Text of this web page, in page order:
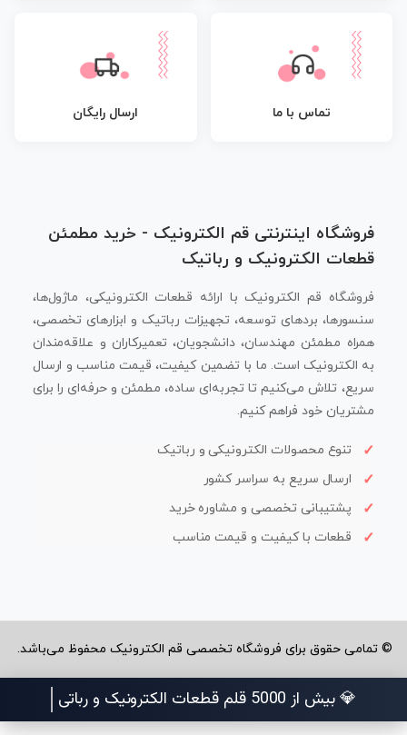
تماس با ما ارسال رایگان
فروشگاه اینترنتی قم الکترونیک - خرید مطمئن
قطعات الکترونیک و رباتیک
فروشگاه قم الکترونیک با ارائه قطعات الکترونیکی، ماژول‌ها،
سنسورها، بردهای توسعه، تجهیزات رباتیک و ابزارهای تخصصی،
همراه مطمئن مهندسان، دانشجویان، تعمیرکاران و علاقه‌مندان
به الکترونیک است. ما با تضمین کیفیت، قیمت مناسب و ارسال
سریع، تلاش می‌کنیم تا تجربه‌ای ساده، مطمئن و حرفه‌ای را برای
مشتریان خود فراهم کنیم.
تنوع محصولات الکترونیکی و رباتیک
ارسال سریع به سراسر کشور
پشتیبانی تخصصی و مشاوره خرید
قطعات با کیفیت و قیمت مناسب
حقوق برای فروشگاه تخصصی قم الکترونیک محفوظ می‌باشد.
💎 بیش از 5000 قلم قطعات الک